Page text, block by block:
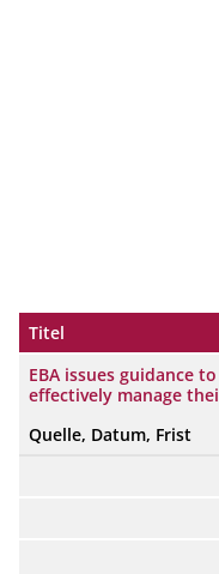
Titel
EBA issues guidance
effectively manage
Quelle, Datum, Frist